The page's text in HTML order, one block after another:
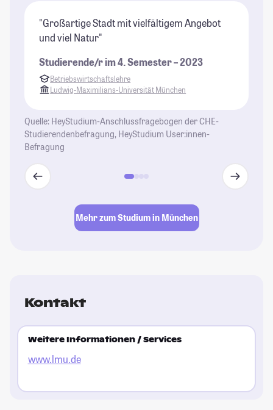
"Großartige Stadt mit vielfältigem Angebot
und viel Natur"
Studierende/r im 4. Semester – 2023
Betriebswirtschaftslehre
Ludwig-Maximilians-Universität München
Quelle: HeyStudium-Anschlussfragebogen der CHE-
Studierendenbefragung, HeyStudium User:innen-
Befragung
Mehr zum Studium in München
Kontakt
Weitere Informationen / Services
www.lmu.de